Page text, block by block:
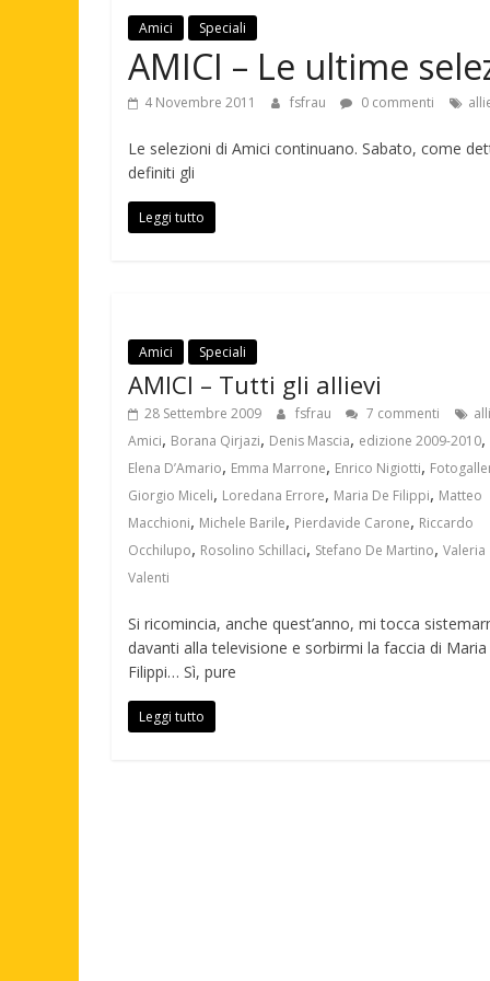
Amici Speciali
AMICI – Le ultime
4 Novembre 2011 fsfrau 0 commenti
Le selezioni di Amici continuano. Sabato, come
definiti gli
Leggi tutto
Amici Speciali
AMICI – Tutti gli allievi
28 Settembre 2009 fsfrau 7 commenti
Amici, Borana Qirjazi, Denis Mascia, edizione 2009-2010,
Elena D’Amario, Emma Marrone, Enrico Nigiotti,
Giorgio Miceli, Loredana Errore, Maria De Filippi, Matteo
Macchioni, Michele Barile, Pierdavide Carone, Riccardo
Occhilupo, Rosolino Schillaci, Stefano De Martino, Valeria
Valenti
Si ricomincia, anche quest’anno, mi tocca
davanti alla televisione e sorbirmi la faccia di Maria
Filippi… Sì, pure
Leggi tutto